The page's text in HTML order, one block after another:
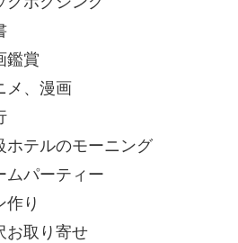
鑑賞
、漫画
テルのモーニング
パーティー
り
取り寄せ